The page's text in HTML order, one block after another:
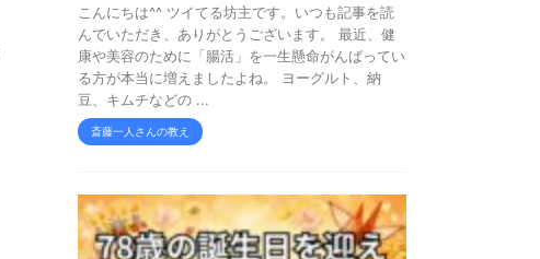
こんにちは^^ ツイてる坊主です。いつも記事を読
んでいただき、ありがとうございます。 最近、健
康や美容のために「腸活」を一生懸命がんばってい
る方が本当に増えましたよね。 ヨーグルト、納
豆、キムチなどの ...
斎藤一人さんの教え